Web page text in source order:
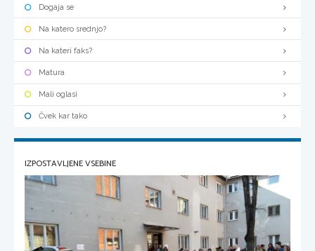
Dogaja se
Na katero srednjo?
Na kateri faks?
Matura
Mali oglasi
Čvek kar tako
IZPOSTAVLJENE VSEBINE